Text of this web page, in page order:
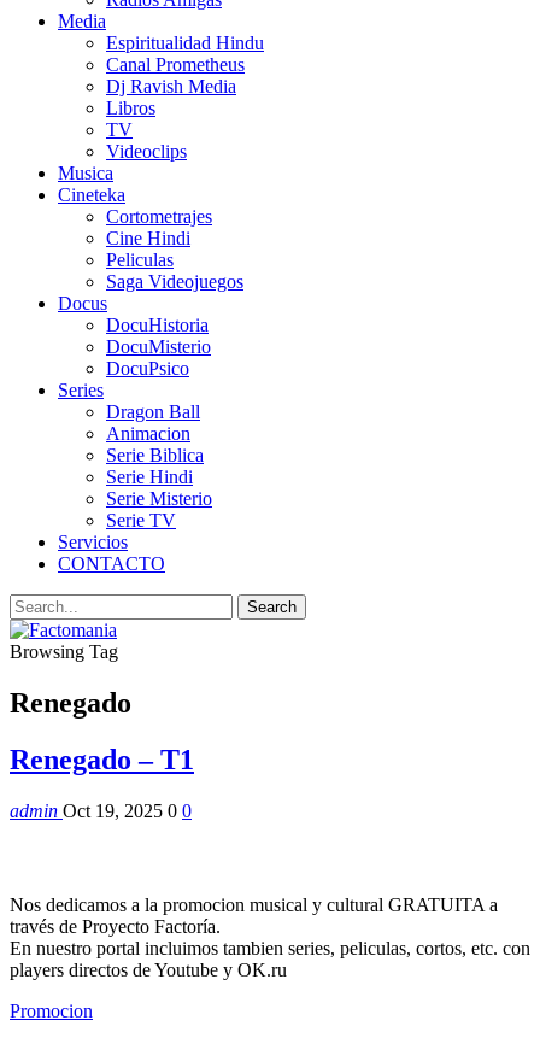
Media
Espiritualidad Hindu
Canal Prometheus
Dj Ravish Media
Libros
TV
Videoclips
Musica
Cineteka
Cortometrajes
Cine Hindi
Peliculas
Saga Videojuegos
Docus
DocuHistoria
DocuMisterio
DocuPsico
Series
Dragon Ball
Animacion
Serie Biblica
Serie Hindi
Serie Misterio
Serie TV
Servicios
CONTACTO
Browsing Tag
Renegado
Renegado – T1
admin Oct 19, 2025 0 0
Nos dedicamos a la promocion musical y cultural GRATUITA a
través de Proyecto Factoría.
En nuestro portal incluimos tambien series, peliculas, cortos, etc. con
players directos de Youtube y OK.ru
Promocion